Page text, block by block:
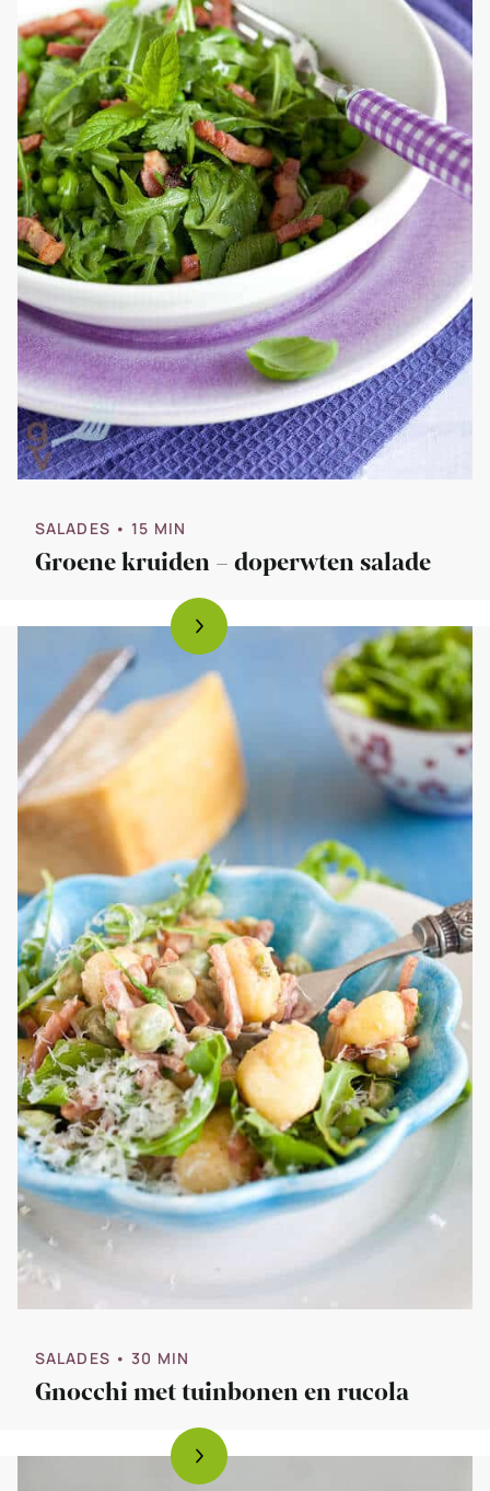
SALADES • 15 MIN
Groene kruiden – doperwten salade
SALADES • 30 MIN
Gnocchi met tuinbonen en rucola